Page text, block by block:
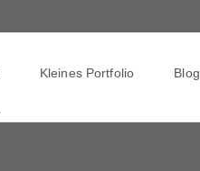
Kleines Portfolio Blog